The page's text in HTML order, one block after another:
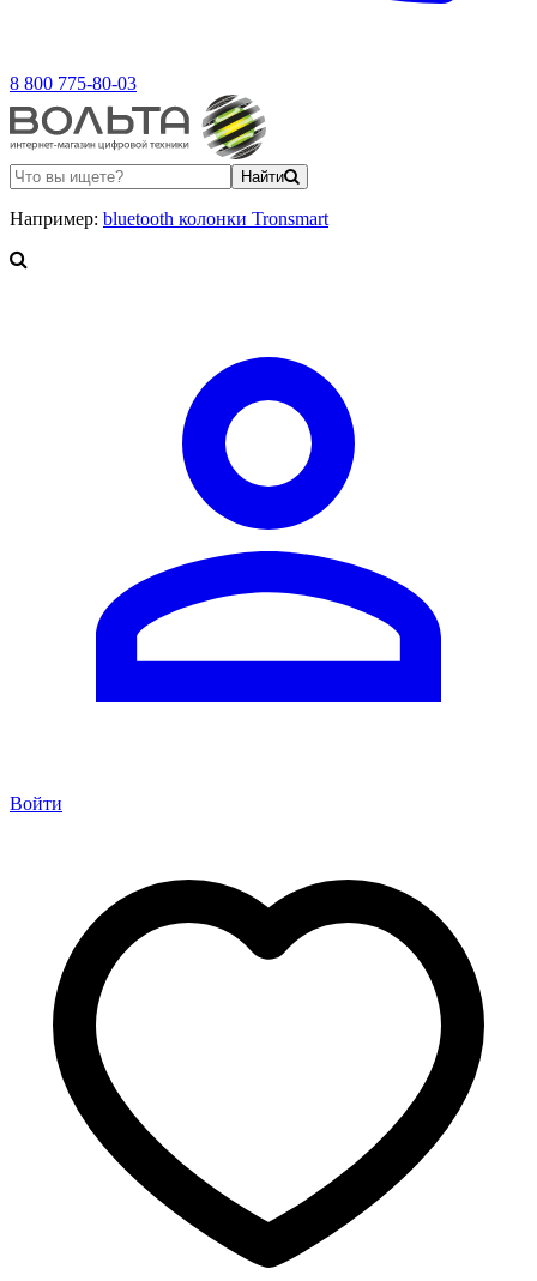
8 800 775-80-03
Найти
Например: bluetooth колонки Tronsmart
Войти